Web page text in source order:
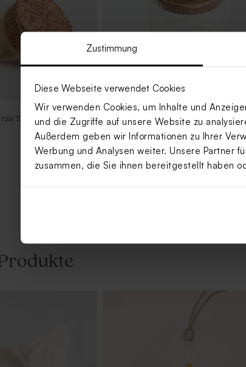
Zustimmung
Diese Webseite verwendet Cookies
Wir verwenden Cookies, um Inhalte und
und die Zugriffe auf unsere Website zu
Außerdem geben wir Informationen zu Ihrer
Werbung und Analysen weiter. Unsere Partner
zusammen, die Sie ihnen bereitgestellt haben
'Burn' in weiß mit
Originelles Gastgeschenk 'Sweet
mit Korkdeckel | Modernes
Korken und aufgedrucktem